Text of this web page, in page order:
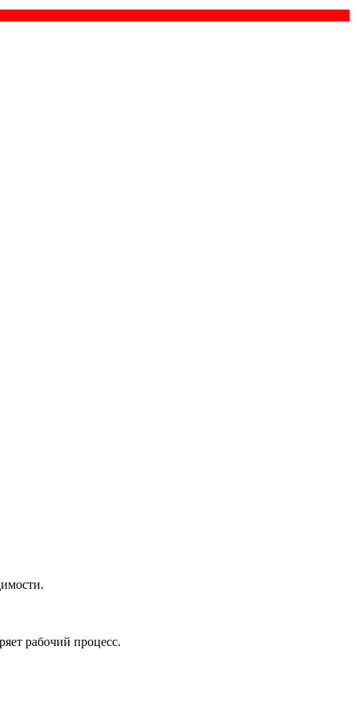
рабочий процесс.